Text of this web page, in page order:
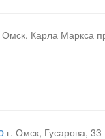
Омск, Карла Маркса
г. Омск, Гусарова, 33